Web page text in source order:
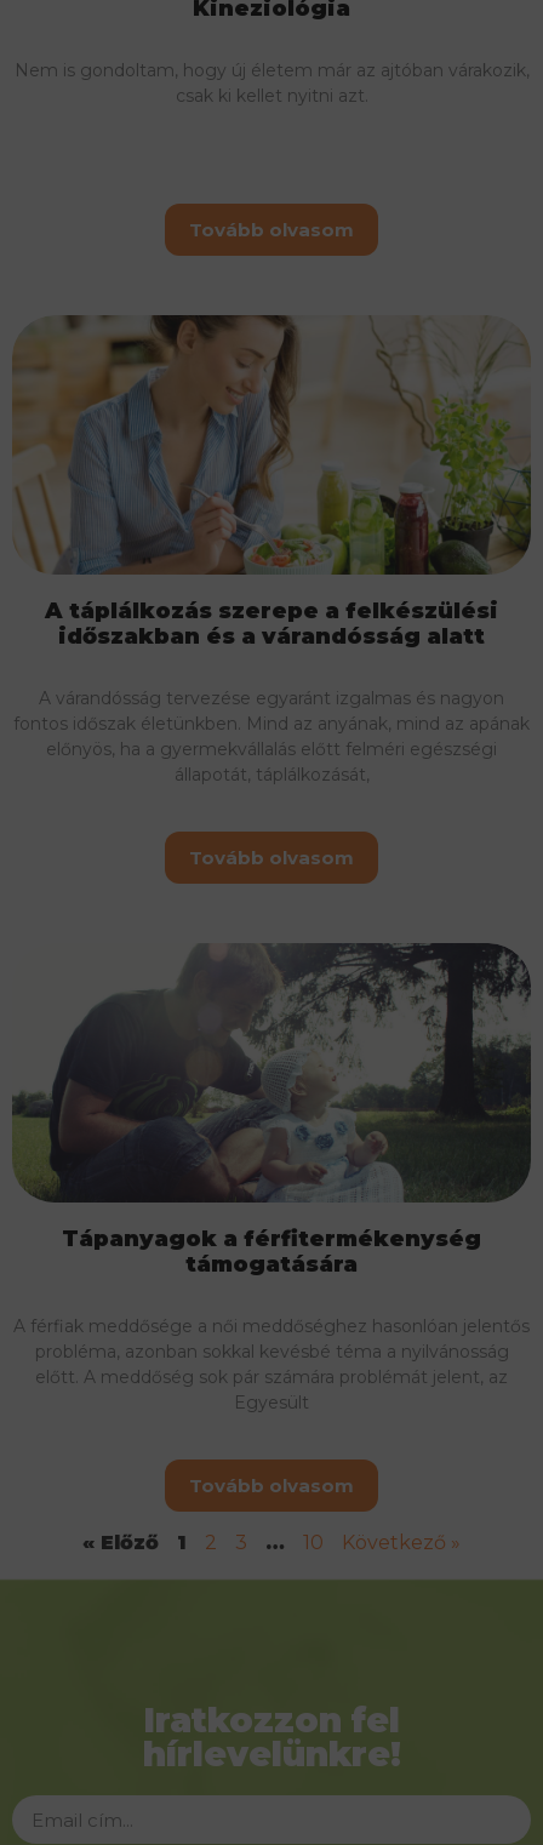
Kineziológia
Nem is gondoltam, hogy új életem már az ajtóban várakozik,
csak ki kellet nyitni azt.
Tovább olvasom
A táplálkozás szerepe a felkészülési
időszakban és a várandósság alatt
A várandósság tervezése egyaránt izgalmas és nagyon
fontos időszak életünkben. Mind az anyának, mind az apának
előnyös, ha a gyermekvállalás előtt felméri egészségi
állapotát, táplálkozását,
Tovább olvasom
Tápanyagok a férfitermékenység
támogatására
A férfiak meddősége a női meddőséghez hasonlóan jelentős
probléma, azonban sokkal kevésbé téma a nyilvánosság
előtt. A meddőség sok pár számára problémát jelent, az
Egyesült
Tovább olvasom
« Előző 1 2 3 … 10 Következő »
Iratkozzon fel
hírlevelünkre!